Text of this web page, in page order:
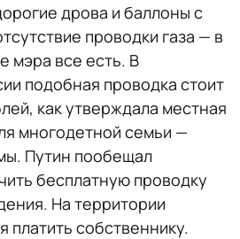
дрова и баллоны с
проводки газа — в
мэра все есть. В
подобная проводка стоит
как утверждала местная
многодетной семьи —
Путин пообещал
бесплатную проводку
На территории
платить собственнику.